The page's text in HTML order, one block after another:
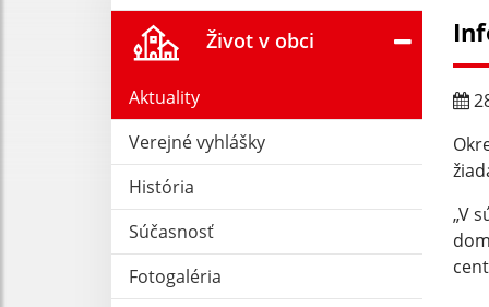
Život v obci
Aktuality
Verejné vyhlášky
História
Súčasnosť
Fotogaléria
„V